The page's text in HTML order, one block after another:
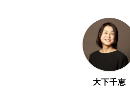
大下千恵